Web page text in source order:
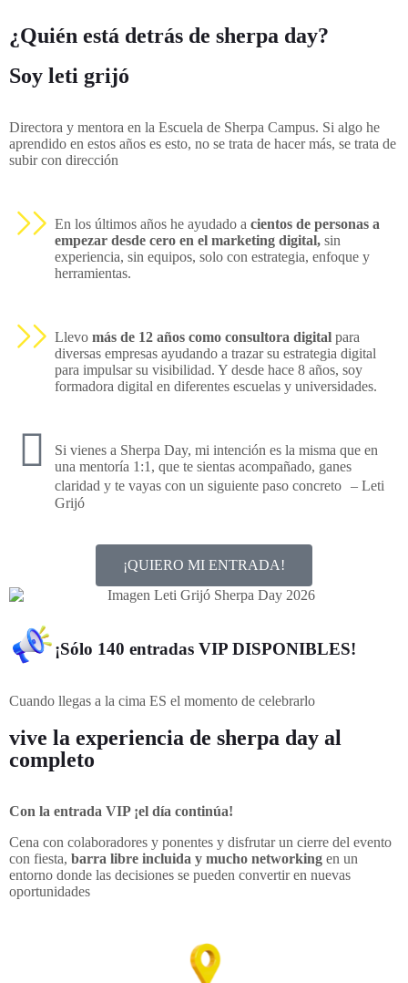
¿Quién está detrás de sherpa day?
Soy leti grijó
Directora y mentora en la Escuela de Sherpa Campus. Si algo he
aprendido en estos años es esto, no se trata de hacer más, se trata de
subir con dirección
En los últimos años he ayudado a cientos de personas a
empezar desde cero en el marketing digital, sin
experiencia, sin equipos, solo con estrategia, enfoque y
herramientas.
Llevo más de 12 años como consultora digital para
diversas empresas ayudando a trazar su estrategia digital
para impulsar su visibilidad. Y desde hace 8 años, soy
formadora digital en diferentes escuelas y universidades.
Si vienes a Sherpa Day, mi intención es la misma que en
una mentoría 1:1, que te sientas acompañado, ganes
claridad y te vayas con un siguiente paso concreto – Leti
Grijó
¡QUIERO MI ENTRADA!
¡Sólo 140 entradas VIP DISPONIBLES!
Cuando llegas a la cima ES el momento de celebrarlo
vive la experiencia de sherpa day al
completo
Con la entrada VIP ¡el día continúa!
Cena con colaboradores y ponentes y disfrutar un cierre del evento
con fiesta, barra libre incluida y mucho networking en un
entorno donde las decisiones se pueden convertir en nuevas
oportunidades